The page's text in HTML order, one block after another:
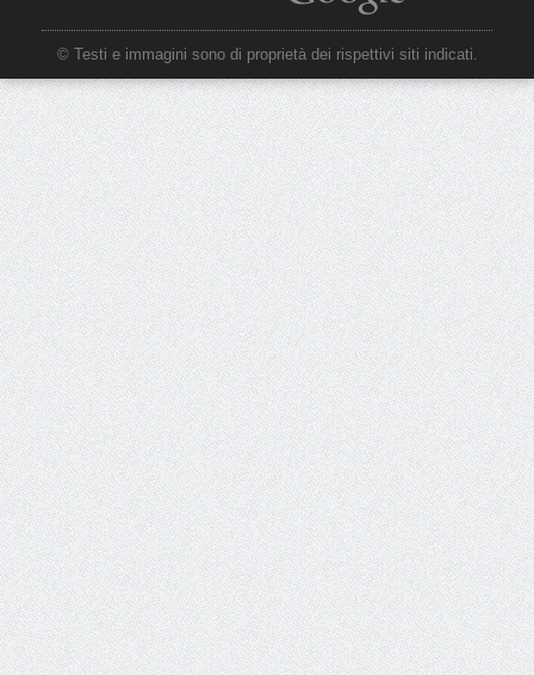
© Testi e immagini sono di proprietà dei rispettivi siti indicati.